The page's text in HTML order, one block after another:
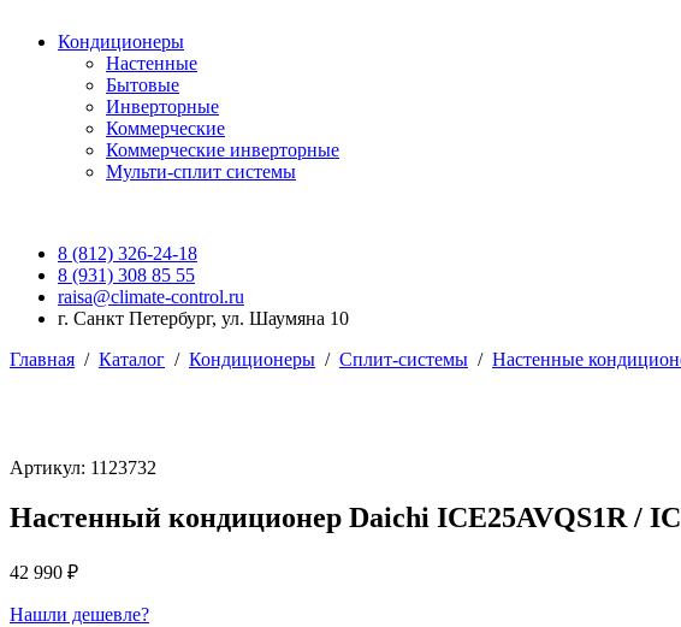
Кондиционеры
Настенные
Бытовые
Инверторные
Коммерческие
Коммерческие инверторные
Мульти-сплит системы
8 (812) 326-24-18
8 (931) 308 85 55
raisa@climate-control.ru
г. Санкт Петербург, ул. Шаумяна 10
Главная / Каталог / Кондиционеры / Сплит-системы / Настенные
Артикул: 1123732
Настенный кондиционер Daichi ICE25AVQS1R /
42 990 ₽
Нашли дешевле?